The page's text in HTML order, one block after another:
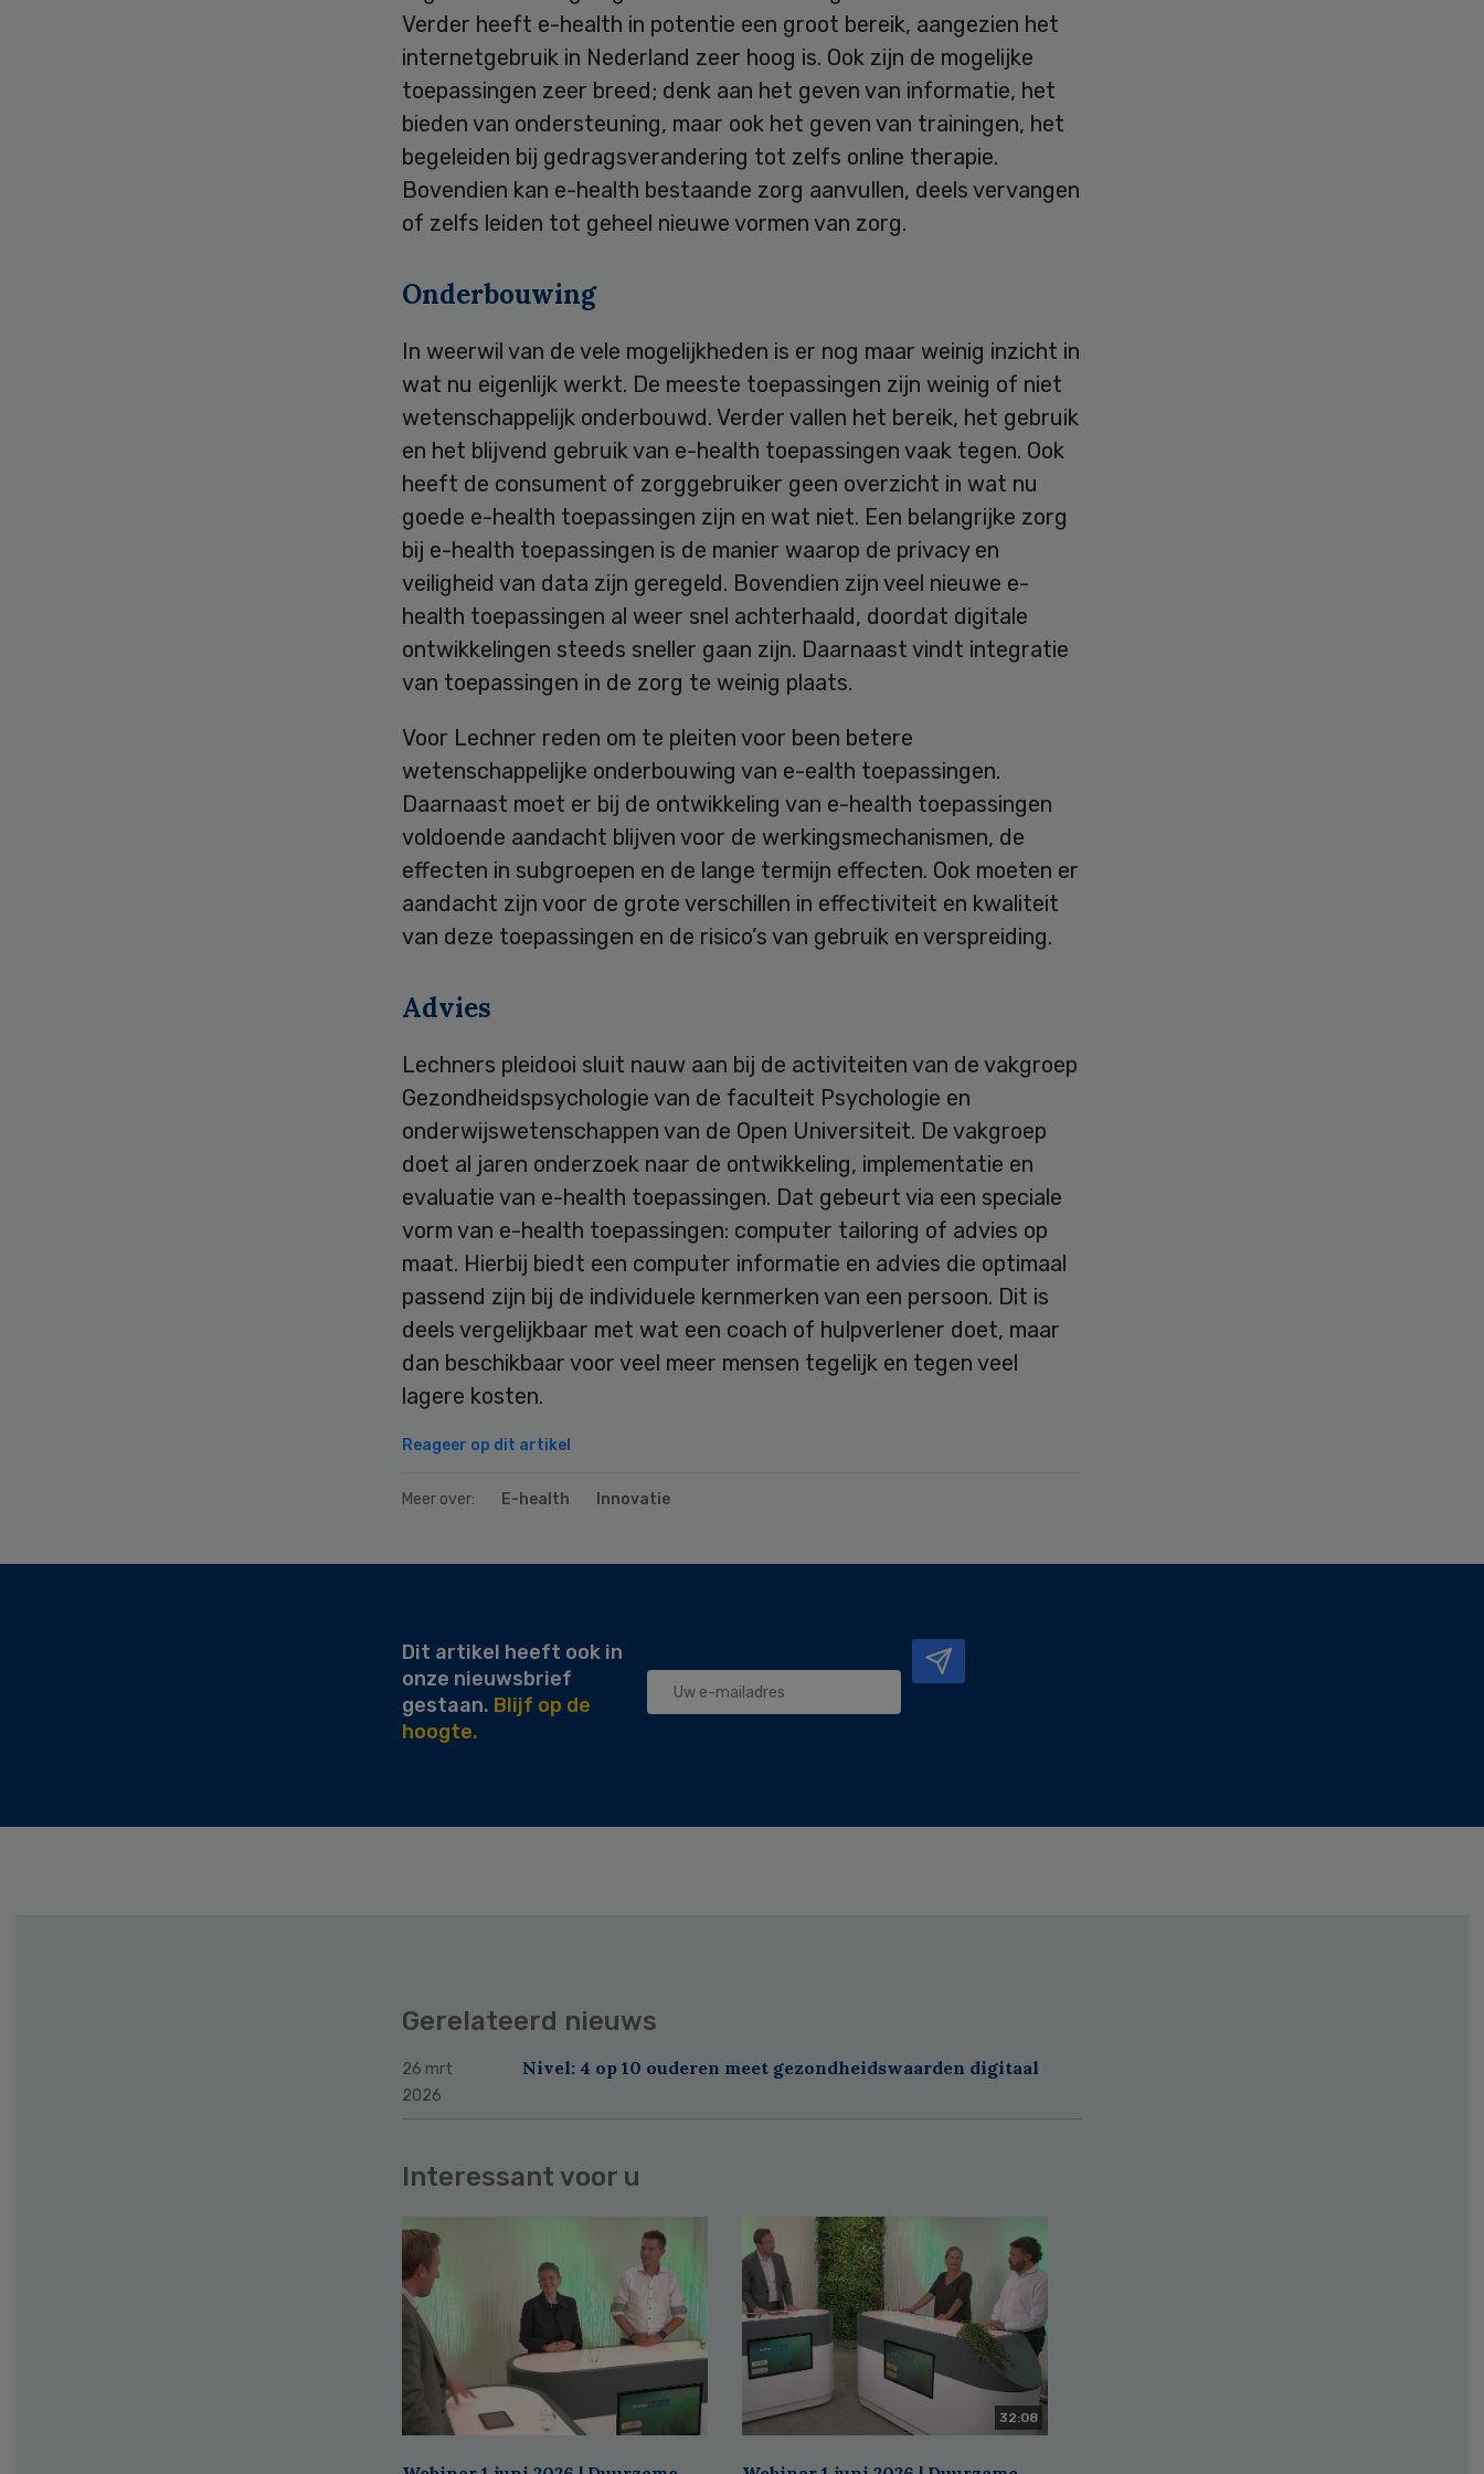
Verder heeft e-health in potentie een groot bereik, aangezien het
internetgebruik in Nederland zeer hoog is. Ook zijn de mogelijke
toepassingen zeer breed; denk aan het geven van informatie, het
bieden van ondersteuning, maar ook het geven van trainingen, het
begeleiden bij gedragsverandering tot zelfs online therapie.
Bovendien kan e-health bestaande zorg aanvullen, deels vervangen
of zelfs leiden tot geheel nieuwe vormen van zorg.
Onderbouwing
In weerwil van de vele mogelijkheden is er nog maar weinig inzicht in
wat nu eigenlijk werkt. De meeste toepassingen zijn weinig of niet
wetenschappelijk onderbouwd. Verder vallen het bereik, het gebruik
en het blijvend gebruik van e-health toepassingen vaak tegen. Ook
heeft de consument of zorggebruiker geen overzicht in wat nu
goede e-health toepassingen zijn en wat niet. Een belangrijke zorg
bij e-health toepassingen is de manier waarop de privacy en
veiligheid van data zijn geregeld. Bovendien zijn veel nieuwe e-
health toepassingen al weer snel achterhaald, doordat digitale
ontwikkelingen steeds sneller gaan zijn. Daarnaast vindt integratie
van toepassingen in de zorg te weinig plaats.
Voor Lechner reden om te pleiten voor been betere
wetenschappelijke onderbouwing van e-ealth toepassingen.
Daarnaast moet er bij de ontwikkeling van e-health toepassingen
voldoende aandacht blijven voor de werkingsmechanismen, de
effecten in subgroepen en de lange termijn effecten. Ook moeten er
aandacht zijn voor de grote verschillen in effectiviteit en kwaliteit
van deze toepassingen en de risico’s van gebruik en verspreiding.
Advies
Lechners pleidooi sluit nauw aan bij de activiteiten van de vakgroep
Gezondheidspsychologie van de faculteit Psychologie en
onderwijswetenschappen van de Open Universiteit. De vakgroep
doet al jaren onderzoek naar de ontwikkeling, implementatie en
evaluatie van e-health toepassingen. Dat gebeurt via een speciale
vorm van e-health toepassingen: computer tailoring of advies op
maat. Hierbij biedt een computer informatie en advies die optimaal
passend zijn bij de individuele kernmerken van een persoon. Dit is
deels vergelijkbaar met wat een coach of hulpverlener doet, maar
dan beschikbaar voor veel meer mensen tegelijk en tegen veel
lagere kosten.
Reageer op dit artikel
Meer over: E-health Innovatie
Dit artikel heeft ook in
onze nieuwsbrief
gestaan. Blijf op de
hoogte.
Gerelateerd nieuws
26 mrt
2026
Nivel: 4 op 10 ouderen meet gezondheidswaarden digitaal
Interessant voor u
32:08